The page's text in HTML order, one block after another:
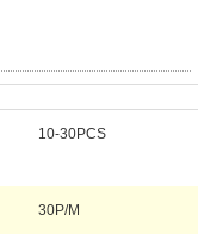
10-30PCS
30P/M